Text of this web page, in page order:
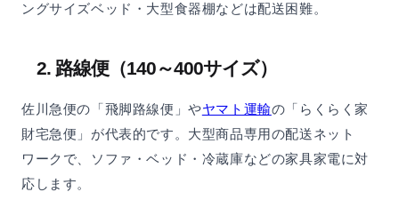
ングサイズベッド・大型食器棚などは配送困難。
2. 路線便（140～400サイズ）
佐川急便の「飛脚路線便」やヤマト運輸の「らくらく家
財宅急便」が代表的です。大型商品専用の配送ネット
ワークで、ソファ・ベッド・冷蔵庫などの家具家電に対
応します。